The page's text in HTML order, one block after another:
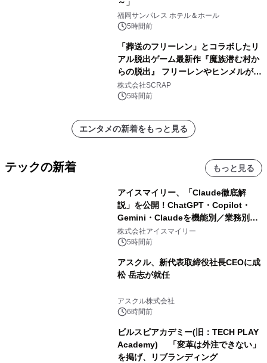
福岡サンパレス ホテル＆ホール
5時間前
「葬送のフリーレン」とコラボしたリ
アル脱出ゲーム最新作『魔族潜む村か
らの脱出』 フリーレンやヒンメルが武
器を手に魔族を見据える描き下ろしメ
インビジュアル公開
株式会社SCRAP
5時間前
エンタメの新着をもっと見る
テックの新着 もっと見る
アイスマイリー、「Claude徹底解
説」を公開！ChatGPT・Copilot・
Gemini・Claudeを機能別／業務別に
比較―自社に合う生成AIの選び方がわ
かる実践ガイド
株式会社アイスマイリー
5時間前
アスクル、新代表取締役社長CEOに成
松 岳志が就任
アスクル株式会社
6時間前
ビルスピアカデミー(旧：TECH PLAY
Academy) 「変革は外注できない」
を掲げ、リブランディング